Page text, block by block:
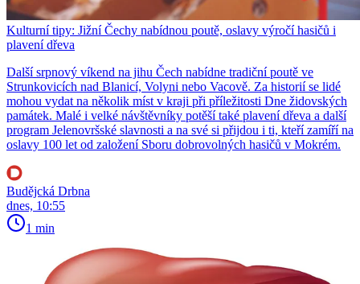
Kulturní tipy: Jižní Čechy nabídnou poutě, oslavy výročí hasičů i
plavení dřeva
Další srpnový víkend na jihu Čech nabídne tradiční poutě ve
Strunkovicích nad Blanicí, Volyni nebo Vacově. Za historií se lidé
mohou vydat na několik míst v kraji při příležitosti Dne židovských
památek. Malé i velké návštěvníky potěší také plavení dřeva a další
program Jelenovršské slavnosti a na své si přijdou i ti, kteří zamíří na
oslavy 100 let od založení Sboru dobrovolných hasičů v Mokrém.
Budějcká Drbna
dnes, 10:55
1 min